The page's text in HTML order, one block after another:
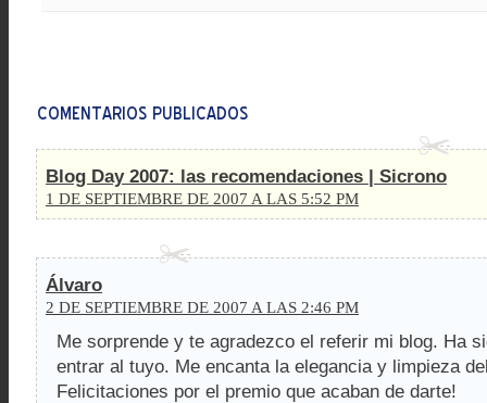
Blog Day 2007: las recomendaciones | Sicrono
1 DE SEPTIEMBRE DE 2007 A LAS 5:52 PM
Álvaro
2 DE SEPTIEMBRE DE 2007 A LAS 2:46 PM
Me sorprende y te agradezco el referir mi blog. Ha
entrar al tuyo. Me encanta la elegancia y limpieza
Felicitaciones por el premio que acaban de darte!